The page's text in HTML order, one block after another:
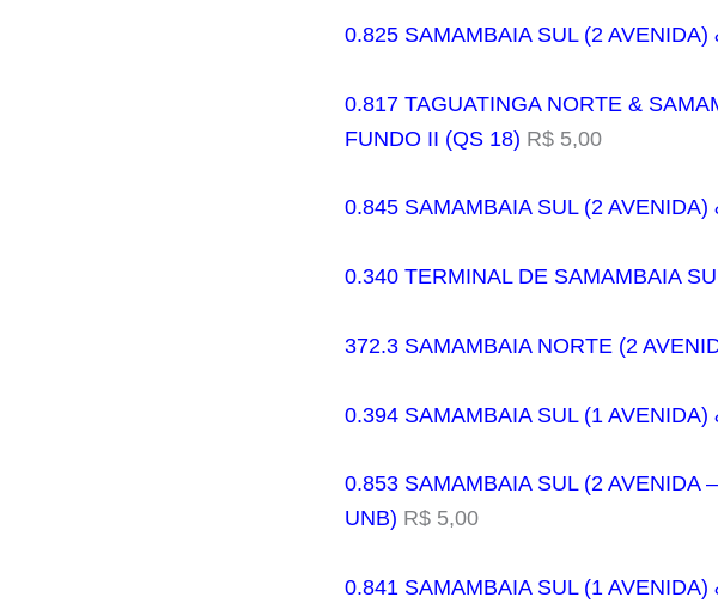
0.825 SAMAMBAIA SUL (2
0.817 TAGUATINGA NORTE &
FUNDO II (QS 18) R$ 5,00
0.845 SAMAMBAIA SUL (2
0.340 TERMINAL DE SAMAMBAIA
372.3 SAMAMBAIA NORTE (2
0.394 SAMAMBAIA SUL (1
0.853 SAMAMBAIA SUL (2 AVENIDA
UNB) R$ 5,00
0.841 SAMAMBAIA SUL (1 AVENIDA)